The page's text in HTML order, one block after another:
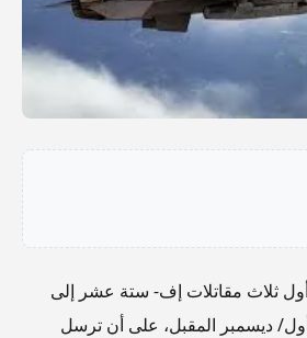
ثلاث مقاتلات إف- ستة عشر إلى
ديسمبر المقبل، على أن ترسل